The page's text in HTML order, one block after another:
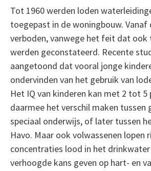
Tot 1960 werden loden
toegepast in de woningbouw.
verboden, vanwege het feit dat ook
werden geconstateerd. Recente
aangetoond dat vooral jonge
ondervinden van het gebruik van
Het IQ van kinderen kan met 2 tot 5
daarmee het verschil maken tussen
speciaal onderwijs, of later tussen
Havo. Maar ook volwassenen lopen
concentraties lood in het drinkwater
verhoogde kans geven op hart- en